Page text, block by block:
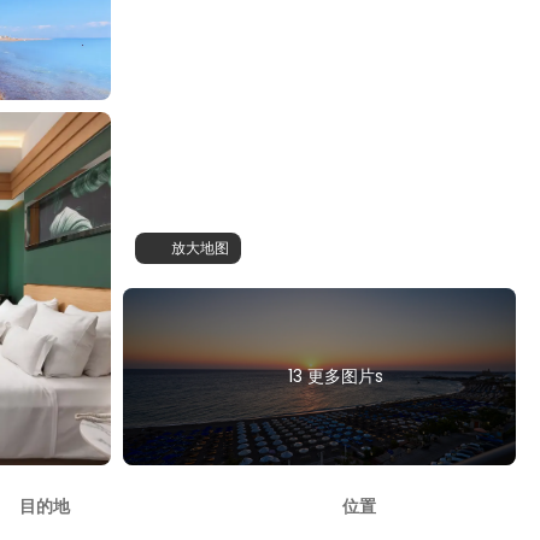
放大地图
13 更多图片s
目的地 位置